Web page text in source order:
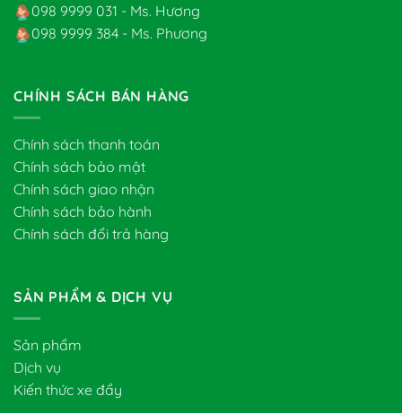
098 9999 031 - Ms. Hương
098 9999 384 - Ms. Phương
CHÍNH SÁCH BÁN HÀNG
Chính sách thanh toán
Chính sách bảo mật
Chính sách giao nhận
Chính sách bảo hành
Chính sách đổi trả hàng
SẢN PHẨM & DỊCH VỤ
Sản phẩm
Dịch vụ
Kiến thức xe đẩy